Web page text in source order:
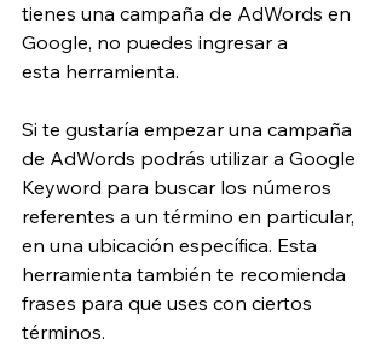
tienes una campaña de AdWords en
Google, no puedes ingresar a
esta herramienta.
Si te gustaría empezar una campaña
de AdWords podrás utilizar a Google
Keyword para buscar los números
referentes a un término en particular,
en una ubicación específica. Esta
herramienta también te recomienda
frases para que uses con ciertos
términos.